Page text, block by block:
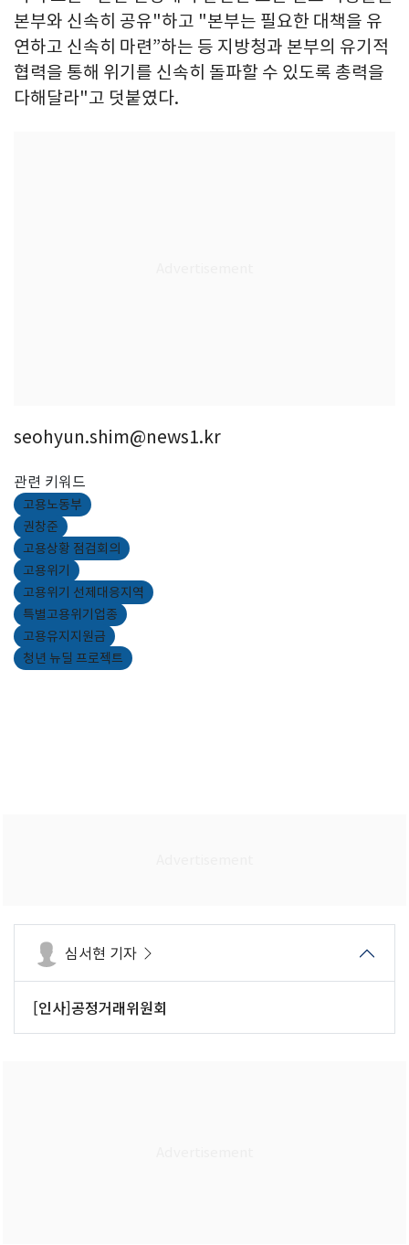
본부와 신속히 공유"하고 "본부는 필요한 대책을 유
연하고 신속히 마련”하는 등 지방청과 본부의 유기적
협력을 통해 위기를 신속히 돌파할 수 있도록 총력을
다해달라"고 덧붙였다.
seohyun.shim@news1.kr
관련 키워드
고용노동부
권창준
고용상황 점검회의
고용위기
고용위기 선제대응지역
특별고용위기업종
고용유지지원금
청년 뉴딜 프로젝트
심서현 기자
[인사]공정거래위원회